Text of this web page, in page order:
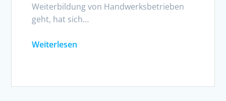
Weiterbildung von Handwerksbetrieben
geht, hat sich…
Weiterlesen